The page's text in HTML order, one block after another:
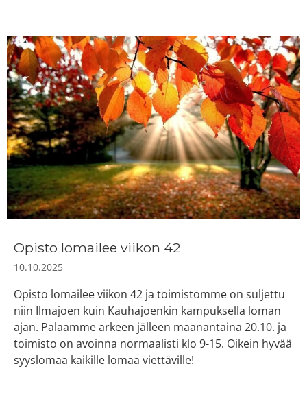
Opisto lomailee viikon 42
10.10.2025
Opisto lomailee viikon 42 ja toimistomme on suljettu
niin Ilmajoen kuin Kauhajoenkin kampuksella loman
ajan. Palaamme arkeen jälleen maanantaina 20.10. ja
toimisto on avoinna normaalisti klo 9-15. Oikein hyvää
syyslomaa kaikille lomaa viettäville!